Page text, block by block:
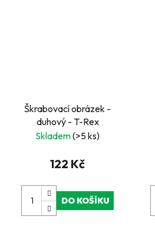
Škrabovací obrázek -
duhový - T-Rex
Skladem(>5 ks)
122 Kč
DO KOŠÍKU